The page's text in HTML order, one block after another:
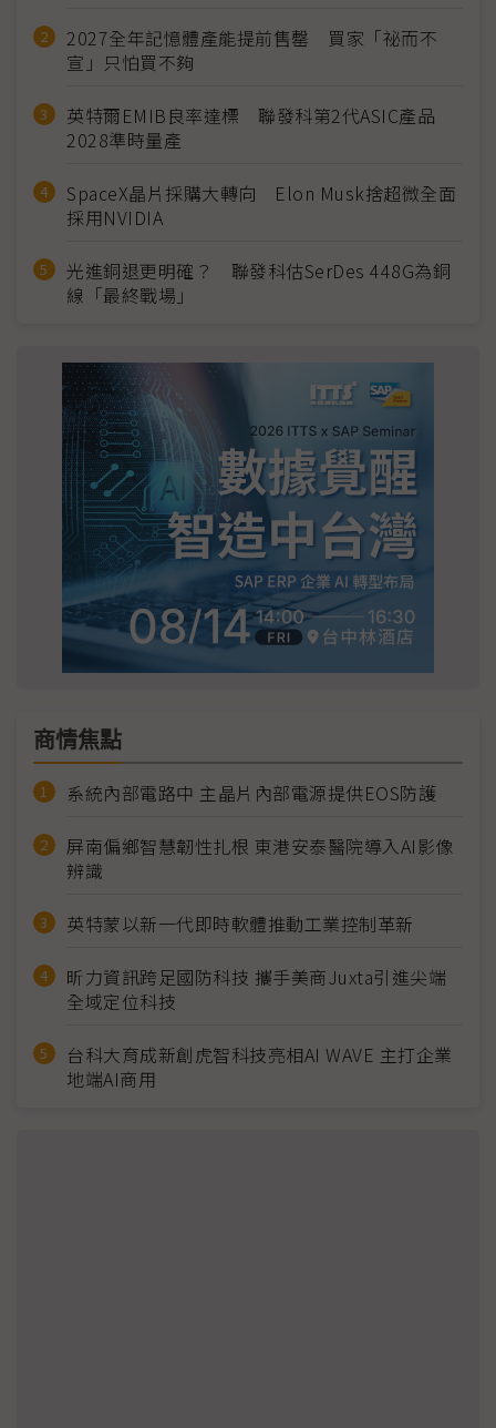
2027全年記憶體產能提前售罄 買家「祕而不
宣」只怕買不夠
英特爾EMIB良率達標 聯發科第2代ASIC產品
2028準時量產
SpaceX晶片採購大轉向 Elon Musk捨超微全面
採用NVIDIA
光進銅退更明確？ 聯發科估SerDes 448G為銅
線「最終戰場」
商情焦點
系統內部電路中 主晶片內部電源提供EOS防護
屏南偏鄉智慧韌性扎根 東港安泰醫院導入AI影像
辨識
英特蒙以新一代即時軟體推動工業控制革新
昕力資訊跨足國防科技 攜手美商Juxta引進尖端
全域定位科技
台科大育成新創虎智科技亮相AI WAVE 主打企業
地端AI商用